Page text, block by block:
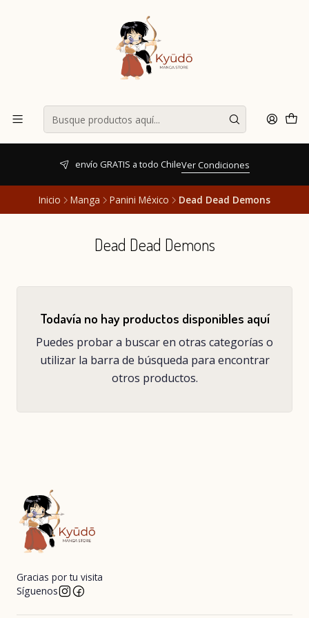
envío GRATIS a todo ChileVer Condiciones
Inicio Manga Panini México Dead Dead Demons
Dead Dead Demons
Todavía no hay productos disponibles aquí
Puedes probar a buscar en otras categorías o
utilizar la barra de búsqueda para encontrar
otros productos.
Gracias por tu visita
Síguenos